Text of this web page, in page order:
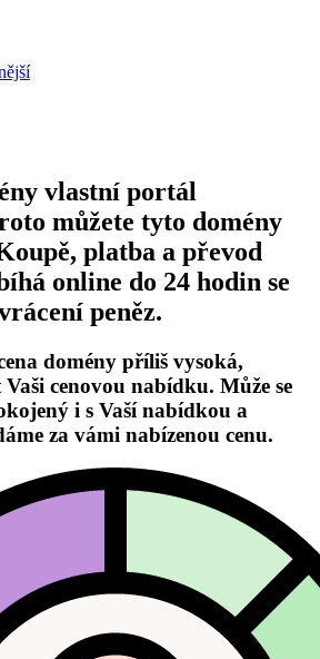
vlastní portál
můžete tyto domény
platba a převod
online do 24 hodin se
peněz.
domény příliš vysoká,
cenovou nabídku. Může se
i s Vaší nabídkou a
za vámi nabízenou cenu.